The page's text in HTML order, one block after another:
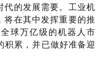
代的发展需要。工业机
将在其中发挥重要的推
球万亿级的机器人市
积累，并已做好准备迎